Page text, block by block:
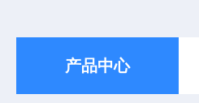
产品中心